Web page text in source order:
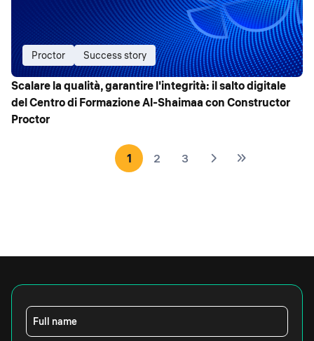
Proctor Success story
Scalare la qualità, garantire l'integrità: il salto digitale
del Centro di Formazione Al-Shaimaa con Constructor
Proctor
1 2 3
Full name